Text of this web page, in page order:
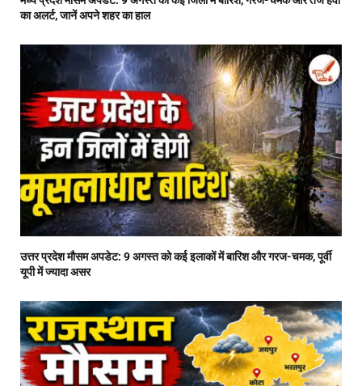
का अलर्ट, जानें अपने शहर का हाल
उत्तर प्रदेश मौसम अपडेट: 9 अगस्त को कई इलाकों में बारिश और गरज-चमक, पूर्वी
यूपी में ज्यादा असर